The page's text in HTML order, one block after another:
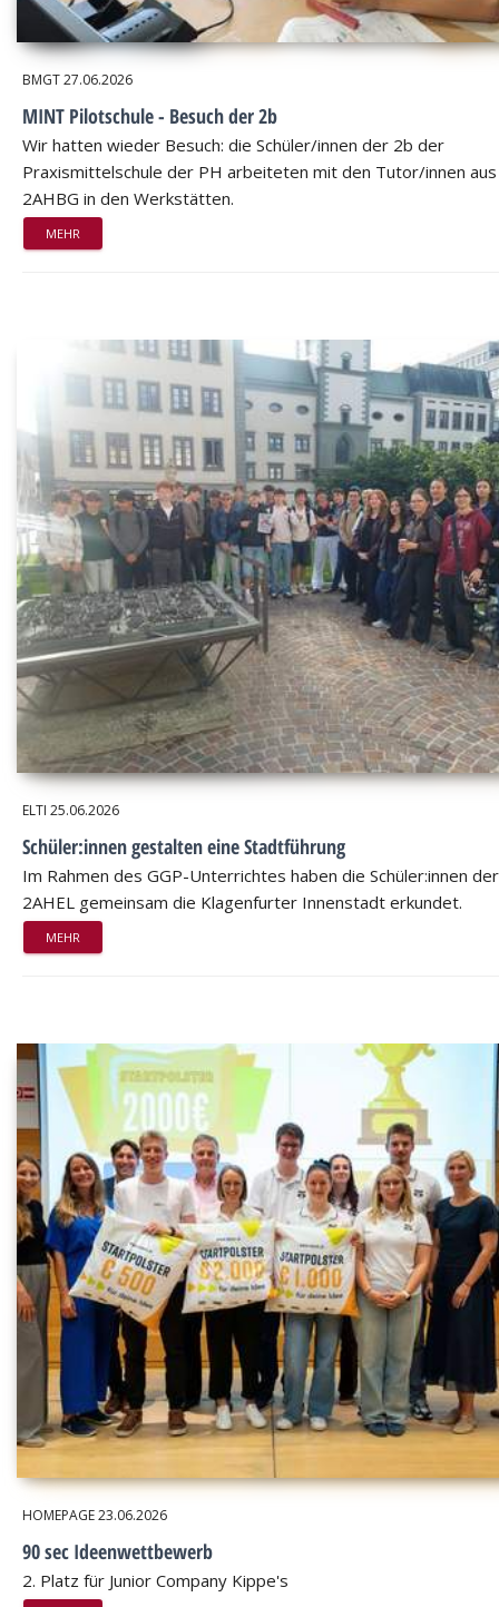
BMGT27.06.2026
MINT Pilotschule - Besuch der 2b
Wir hatten wieder Besuch: die Schüler/innen der 2b der
Praxismittelschule der PH arbeiteten mit den Tutor/innen
2AHBG in den Werkstätten.
MEHR
ELTI 25.06.2026
Schüler:innen gestalten eine Stadtführung
Im Rahmen des GGP-Unterrichtes haben die Schüler:innen der
2AHEL gemeinsam die Klagenfurter Innenstadt erkundet.
MEHR
HOMEPAGE23.06.2026
90 sec Ideenwettbewerb
2. Platz für Junior Company Kippe's